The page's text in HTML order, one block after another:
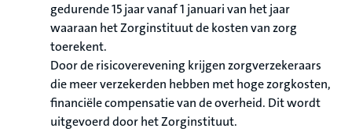
gedurende 15 jaar vanaf 1 januari van het jaar
waaraan het Zorginstituut de kosten van zorg
toerekent.
Door de risicoverevening krijgen zorgverzekeraars
die meer verzekerden hebben met hoge zorgkosten,
financiële compensatie van de overheid. Dit wordt
uitgevoerd door het Zorginstituut.